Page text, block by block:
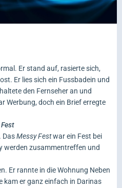
Er stand auf, rasierte sich,
Er lies sich ein Fussbadein und
den Fernseher an und
Werbung, doch ein Brief erregte
DasMessy Festwar ein Fest bei
werden zusammentreffen und
Er rannte in die Wohnung Neben
kam er ganz einfach in Darinas